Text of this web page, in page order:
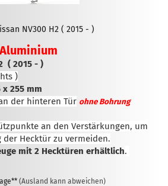
NV300 H2 ( 2015 - )
Aluminium
( 2015 - )
)
x 255 mm
der hinteren Tür ohne Bohrung
an den Verstärkungen, um
Hecktür zu vermeiden.
mit 2 Hecktüren erhältlich.
(Ausland kann abweichen)